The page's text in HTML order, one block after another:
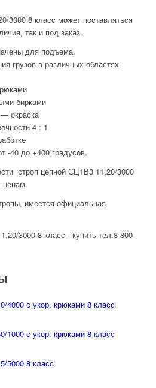
3000 8 класс может поставляться
так и под заказ.
для подъема,
грузов в различных областях
бирками
— окраска
4 : 1
-40 до +400 градусов.
строп цепной СЦ1В3 11,20/3000
ценам.
имеется официальная
4000 с укор. крюками 8 класс
1000 с укор. крюками 8 класс
5000 8 класс